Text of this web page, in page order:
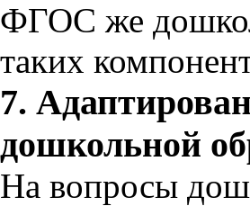
ФГОС же
таких
7.
дошкольной
На вопросы